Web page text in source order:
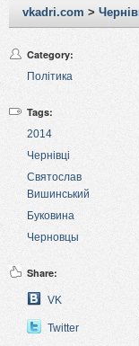
vkadri.com >
Category:
Політика
Tags:
2014
Чернівці
Святослав
Вишинський
Буковина
Черновцы
Share:
VK
Twitter